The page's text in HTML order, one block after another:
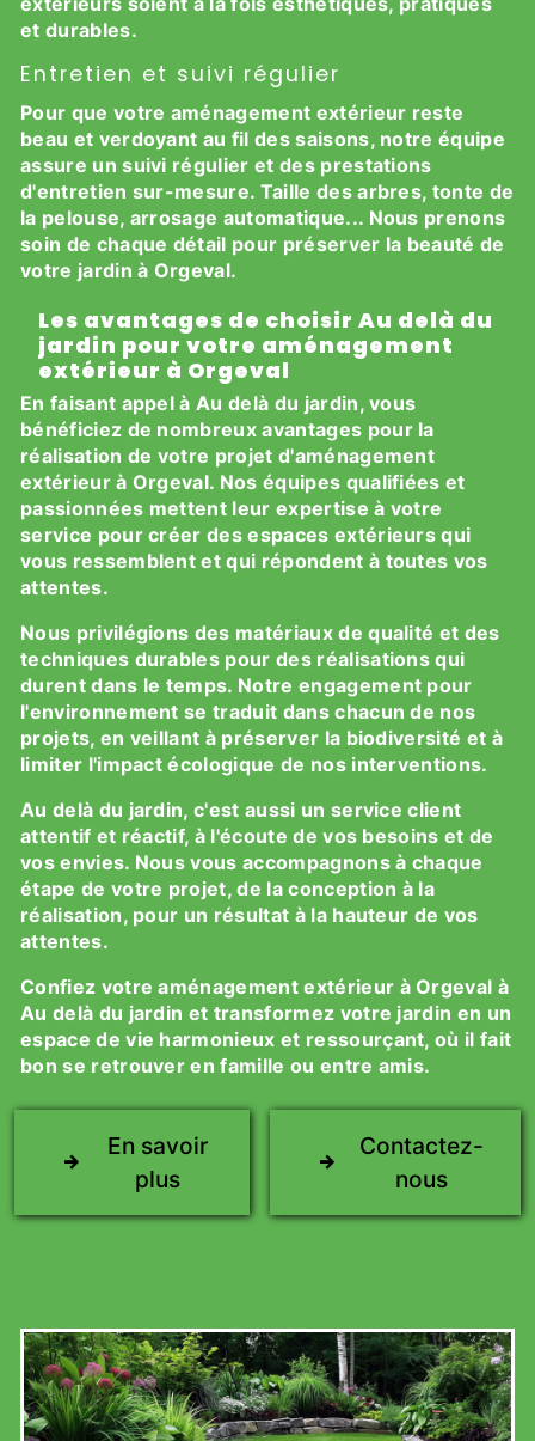
et durables.
Entretien et suivi régulier
Pour que votre aménagement extérieur reste
beau et verdoyant au fil des saisons, notre équipe
assure un suivi régulier et des prestations
d'entretien sur-mesure. Taille des arbres, tonte de
la pelouse, arrosage automatique... Nous prenons
soin de chaque détail pour préserver la beauté de
votre jardin à Orgeval.
Les avantages de choisir Au delà du
jardin pour votre aménagement
extérieur à Orgeval
En faisant appel à Au delà du jardin, vous
bénéficiez de nombreux avantages pour la
réalisation de votre projet d'aménagement
extérieur à Orgeval. Nos équipes qualifiées et
passionnées mettent leur expertise à votre
service pour créer des espaces extérieurs qui
vous ressemblent et qui répondent à toutes vos
attentes.
Nous privilégions des matériaux de qualité et des
techniques durables pour des réalisations qui
durent dans le temps. Notre engagement pour
l'environnement se traduit dans chacun de nos
projets, en veillant à préserver la biodiversité et à
limiter l'impact écologique de nos interventions.
Au delà du jardin, c'est aussi un service client
attentif et réactif, à l'écoute de vos besoins et de
vos envies. Nous vous accompagnons à chaque
étape de votre projet, de la conception à la
réalisation, pour un résultat à la hauteur de vos
attentes.
Confiez votre aménagement extérieur à Orgeval à
Au delà du jardin et transformez votre jardin en un
espace de vie harmonieux et ressourçant, où il fait
bon se retrouver en famille ou entre amis.
En savoir
plus
Contactez-
nous